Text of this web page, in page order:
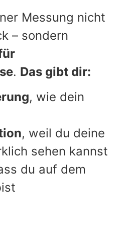
Messung nicht
– sondern
. Das gibt dir:
, wie dein
, weil du deine
sehen kannst
du auf dem